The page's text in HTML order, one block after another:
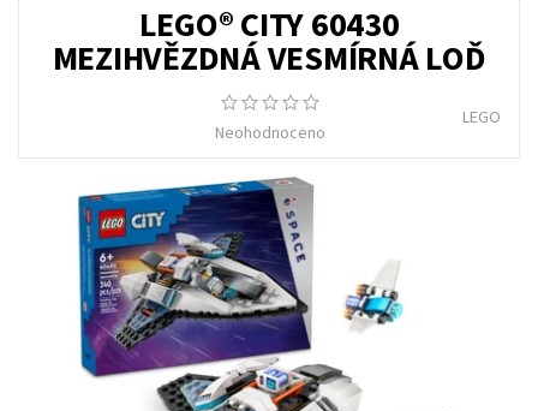
LEGO® CITY 60430
MEZIHVĚZDNÁ VESMÍRNÁ LOĎ
Neohodnoceno
LEGO